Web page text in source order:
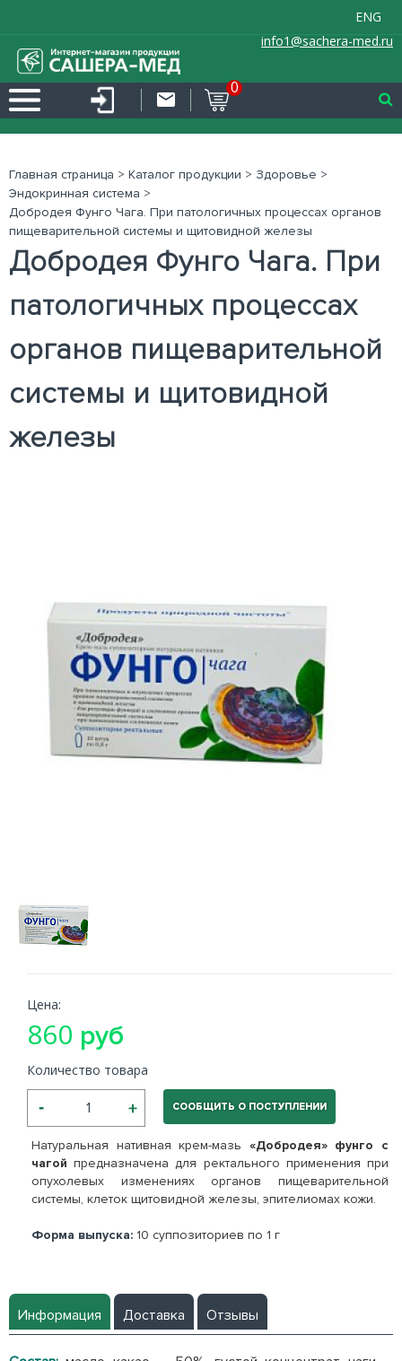
ENG
info1@sachera-med.ru
0
Главная страница > Каталог продукции > Здоровье >
Эндокринная система >
Добродея Фунго Чага. При патологичных процессах органов
пищеварительной системы и щитовидной железы
Добродея Фунго Чага. При
патологичных процессах
органов пищеварительной
системы и щитовидной
железы
Натуральная нативная крем-мазь «Добродея» фунго с
чагой предназначена для ректального применения при
опухолевых изменениях органов пищеварительной
системы, клеток щитовидной железы, эпителиомах кожи.
Форма выпуска: 10 суппозиториев по 1 г
Цена:
860 руб
Количество товара
СООБЩИТЬ О ПОСТУПЛЕНИИ
Информация Доставка Отзывы